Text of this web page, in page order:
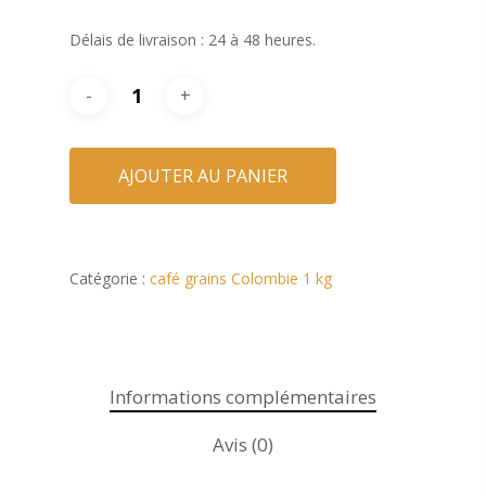
Délais de livraison : 24 à 48 heures.
AJOUTER AU PANIER
Catégorie : café grains Colombie 1 kg
Informations complémentaires
Avis (0)
Café grain et moulu
Machine
Charly II Chrome
Contact